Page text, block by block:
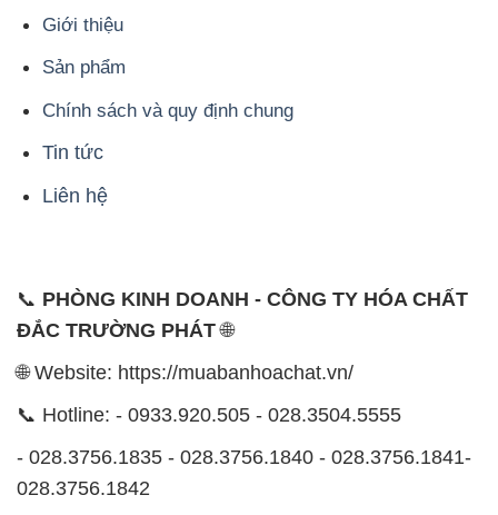
Giới thiệu
Sản phẩm
Chính sách và quy định chung
Tin tức
Liên hệ
📞 PHÒNG KINH DOANH - CÔNG TY HÓA CHẤT
ĐẮC TRƯỜNG PHÁT🌐
🌐 Website: https://muabanhoachat.vn/
📞 Hotline: - 0933.920.505 - 028.3504.5555
- 028.3756.1835 - 028.3756.1840 - 028.3756.1841-
028.3756.1842